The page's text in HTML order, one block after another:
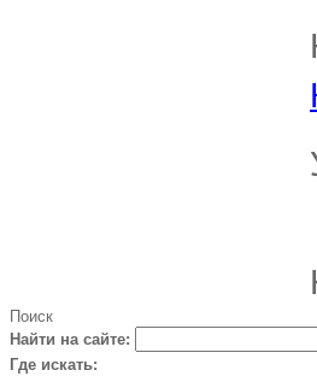
Поиск
Найти на сайте:
Где искать: